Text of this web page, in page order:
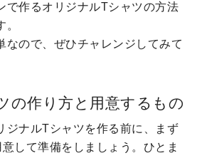
で作るオリジナルTシャツの方法
なので、ぜひチャレンジしてみて
の作り方と用意するもの
ジナルTシャツを作る前に、まず
して準備をしましょう。ひとま